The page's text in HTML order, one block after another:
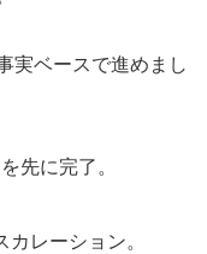
実ベースで進めまし
先に完了。
レーション。